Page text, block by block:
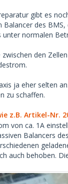
gibt es
Balancer des
unter normalen
den
ja eher selten
zu schaffen.
z.B. Artikel-Nr.
von ca. 1A
Balancers
auch behoben.